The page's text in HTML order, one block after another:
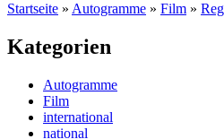
Startseite » Autogramme » Film »
Kategorien
Autogramme
Film
international
national